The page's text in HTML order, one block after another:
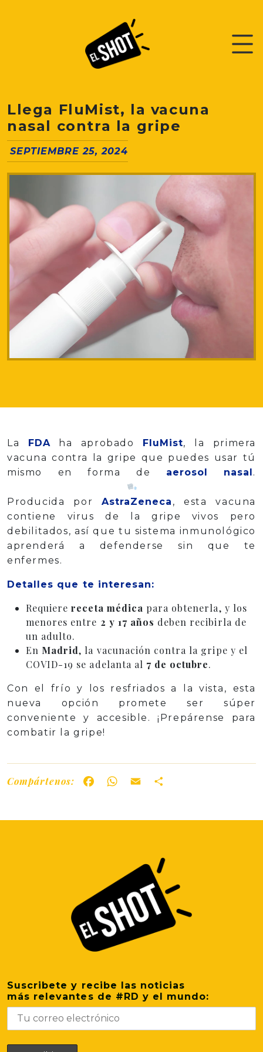
Llega FluMist, la vacuna
nasal contra la gripe
SEPTIEMBRE 25, 2024
La FDAha aprobado FluMist, la primera
vacuna contra la gripe que puedes usar tú
mismo en forma de aerosol nasal.
Producida porAstraZeneca , esta vacuna
contiene virus de la gripe vivos pero
debilitados, así que tu sistema inmunológico
aprenderá a defenderse sin que te
enfermes.
Detalles que te interesan:
Requierereceta médica para obtenerla, y los
menores entre 2 y 17 años deben recibirla de
un adulto.
En Madrid, la vacunación contra la gripe y el
COVID-19 se adelanta al 7 de octubre.
Con el frío y los resfriados a la vista, esta
nueva opción promete ser súper
conveniente y accesible. ¡Prepárense para
combatir la gripe!
Compártenos: FacebookWhatsApp
Email
Suscribete y recibe las noticias
más relevantes de #RD y el mundo: